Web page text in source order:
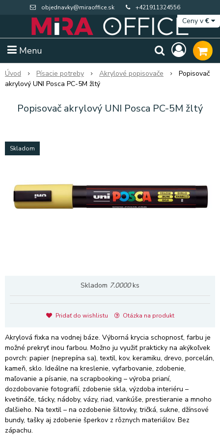
objednavky@miraoffice.sk +421911324556
Menu
Ceny v€
Extra výpredaj zásob Výpredaj BTS
Úvod Písacie potreby Akrylové popisovače
Popisovač
akrylový UNI Posca PC-5M žltý
Popisovač akrylový UNI Posca PC-5M žltý
Skladom
Skladom 7.0000ks
Pridať do wishlistu Otázka na produkt
Akrylová fixka na vodnej báze. Výborná krycia schopnosť, farbu je
možné prekryť inou farbou. Možno ju využiť prakticky na akýkoľvek
povrch: papier (neprepína sa), textil, kov, keramiku, drevo, porcelán,
kameň, sklo. Ideálne na kreslenie, vyfarbovanie, zdobenie,
maľovanie a písanie, na scrapbooking – výroba prianí,
dozdobovanie fotografií, zdobenie skla, výzdoba interiéru –
kvetináče, tácky, nádoby, vázy, riad, vankúše, prestieranie a mnoho
ďalšieho. Na textil – na ozdobenie šiltovky, tričká, sukne, džínsové
bundy, tašky aj zdobenie šperkov z rôznych materiálov. Bez
zápachu.